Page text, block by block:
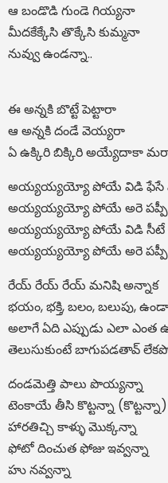
ఆ బండొడి గుండె గియ్యనా
మీదకేక్కేసి తొక్కేసి కుమ్మనా
నువ్వు ఉండన్నా..
ఈ అన్నకి బొట్టే పెట్టారా
ఆ అన్నకి దండే వెయ్యరా
ఏ ఉక్కిరి బిక్కిరి అయ్యేదాకా
అయ్యయ్యయ్యో పోయే విడి
అయ్యయ్యయ్యో పోయే అరె
అయ్యయ్యయ్యో పోయే విడి సీటే
అయ్యయ్యయ్యో పోయే అరె
రేయ్ రేయ్ రేయ్ మనిషి అన్నాక
భయం, భక్తి, బలం, బలుపు,
అలాగే ఏది ఎప్పుడు ఎలా
తెలుసుకుంటే బాగుపడతావ్
దండమెత్తి పాలు పొయ్యన్నా
టెంకాయే తీసి కొట్టన్నా (కొట్టన్నా)
హారతిచ్చి కాళ్ళు మొక్కన్నా
ఫోటో దించుత ఫోజు ఇవ్వన్నా
హు నవ్వన్నా